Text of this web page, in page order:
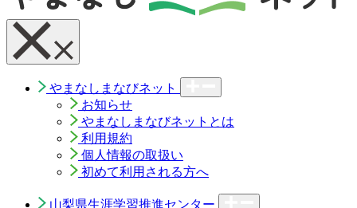
やまなしまなびネット
お知らせ
やまなしまなびネットとは
利用規約
個人情報の取扱い
初めて利用される方へ
山梨県生涯学習推進センター